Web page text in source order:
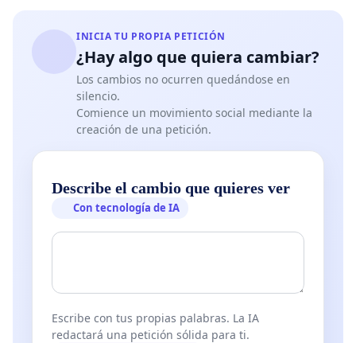
INICIA TU PROPIA PETICIÓN
¿Hay algo que quiera cambiar?
Los cambios no ocurren quedándose en
silencio.
Comience un movimiento social mediante la
creación de una petición.
Describe el cambio que quieres ver
Con tecnología de IA
Escribe con tus propias palabras. La IA
redactará una petición sólida para ti.